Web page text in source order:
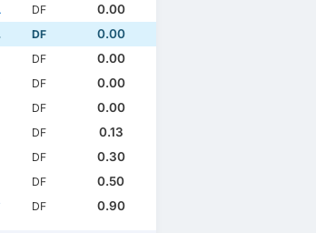
DF
0.00
DF
0.00
DF
0.00
DF
0.00
DF
0.00
DF
0.13
DF
0.30
DF
0.50
DF 0.90